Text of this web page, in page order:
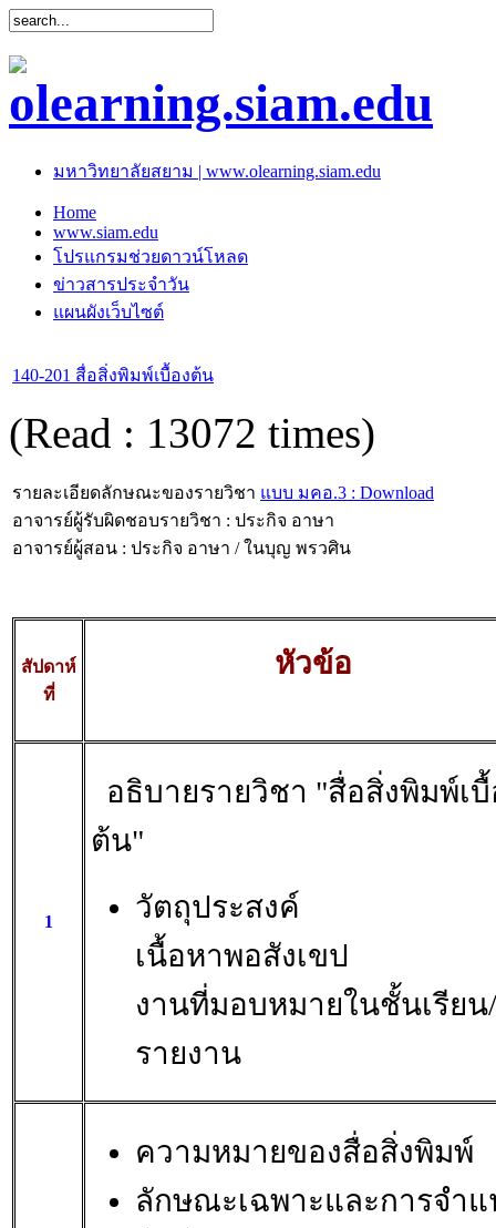
มหาวิทยาลัยสยาม | www.olearning.siam.edu
Home
www.siam.edu
โปรแกรมช่วยดาวน์โหลด
ข่าวสารประจำวัน
แผนผังเว็บไซต์
140-201 สื่อสิ่งพิมพ์เบื้องต้น
(Read : 13072 times)
รายละเอียดลักษณะของรายวิชา แบบ มคอ.3 : Download
อาจารย์ผู้รับผิดชอบรายวิชา : ประกิจ อาษา
อาจารย์ผู้สอน : ประกิจ อาษา / ในบุญ พรวศิน
สัปดาห์
ที่
หัวข้อ
1
อธิบายรายวิชา "สื่อสิ่งพิมพ์เบื้
ต้น"
วัตถุประสงค์
เนื้อหาพอสังเขป
งานที่มอบหมายในชั้นเรียน/
รายงาน
ความหมายของสื่อสิ่งพิมพ์
ลักษณะเฉพาะและการจำ